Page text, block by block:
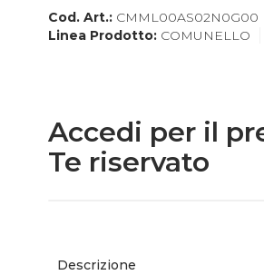
Cod. Art.: CMML00AS02N0G00
Linea Prodotto: COMUNELLO
Accedi per il
Te riservato
Descrizione